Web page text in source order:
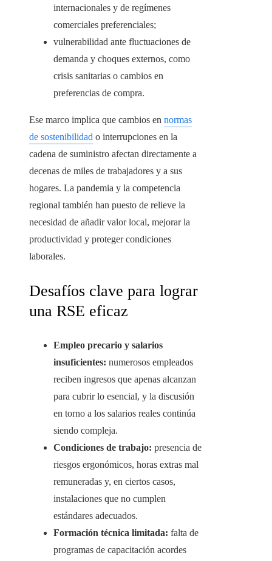
internacionales y de regímenes
comerciales preferenciales;
vulnerabilidad ante fluctuaciones de
demanda y choques externos, como
crisis sanitarias o cambios en
preferencias de compra.
Ese marco implica que cambios en normas
de sostenibilidad o interrupciones en la
cadena de suministro afectan directamente a
decenas de miles de trabajadores y a sus
hogares. La pandemia y la competencia
regional también han puesto de relieve la
necesidad de añadir valor local, mejorar la
productividad y proteger condiciones
laborales.
Desafíos clave para lograr
una RSE eficaz
Empleo precario y salarios
insuficientes: numerosos empleados
reciben ingresos que apenas alcanzan
para cubrir lo esencial, y la discusión
en torno a los salarios reales continúa
siendo compleja.
Condiciones de trabajo: presencia de
riesgos ergonómicos, horas extras mal
remuneradas y, en ciertos casos,
instalaciones que no cumplen
estándares adecuados.
Formación técnica limitada: falta de
programas de capacitación acordes